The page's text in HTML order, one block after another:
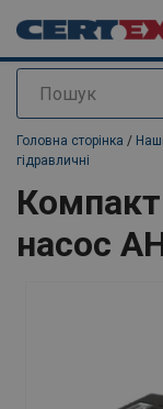
Пошук
added to your quote
Головна сторінка /
гідравличні
насос